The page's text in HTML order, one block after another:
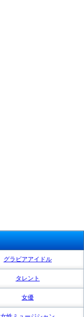
グラビアアイドル
タレント
女優